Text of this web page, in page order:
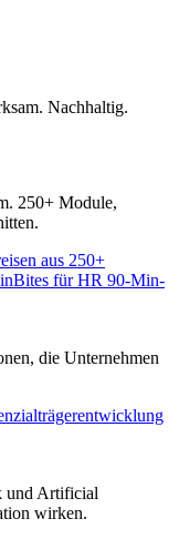
Nachhaltig.
250+ Module,
aus 250+
für HR 90-Min-
die Unternehmen
und Artificial
wirken.